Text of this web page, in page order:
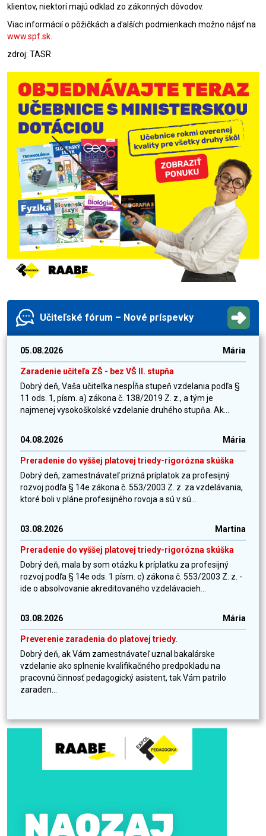
klientov, niektorí majú odklad zo zákonných dôvodov.
Viac informácií o pôžičkách a ďalších podmienkach možno nájsť na
www.spf.sk.
zdroj: TASR
Učiteľské fórum – Nové príspevky
05.08.2026 Mária
Zaradenie učiteľa ZŠ - bez VŠ II. stupňa
Dobrý deň, Vaša učiteľka nespĺňa stupeň vzdelania podľa §
11 ods. 1, písm. a) zákona č. 138/2019 Z. z., a tým je
najmenej vysokoškolské vzdelanie druhého stupňa. Ak...
04.08.2026 Mária
Preradenie do vyššej platovej triedy-rigorózna skúška
Dobrý deň, zamestnávateľ prizná príplatok za profesijný
rozvoj podľa § 14e zákona č. 553/2003 Z. z. za vzdelávania,
ktoré boli v pláne profesijného rovoja a sú v sú...
03.08.2026 Martina
Preradenie do vyššej platovej triedy-rigorózna skúška
Dobrý deň, mala by som otázku k príplatku za profesijný
rozvoj podľa § 14e ods. 1 písm. c) zákona č. 553/2003 Z. z. -
ide o absolvovanie akreditovaného vzdelávacieh...
03.08.2026 Mária
Preverenie zaradenia do platovej triedy.
Dobrý deň, ak Vám zamestnávateľ uznal bakalárske
vzdelanie ako splnenie kvalifikačného predpokladu na
pracovnú činnosť pedagogický asistent, tak Vám patrilo
zaraden...